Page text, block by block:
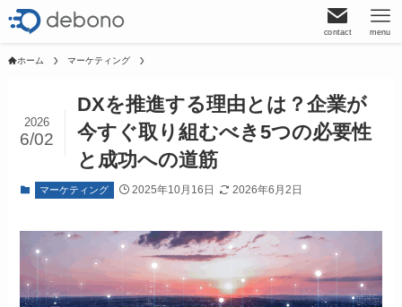
contact menu
ホーム マーケティング
DXを推進する理由とは？企業が
今すぐ取り組むべき5つの必要性
と成功への道筋
2026
6/02
マーケティング 2025年10月16日 2026年6月2日